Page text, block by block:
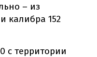
– из
калибра 152
с территории